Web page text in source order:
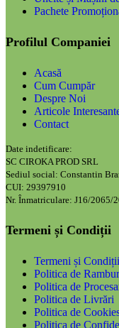
Pachete
Profilul Companiei
Acasă
Cum Cumpăr
Despre Noi
Articole
Contact
Date indetificare:
SC CIROKA PROD SRL
Sediul social: Constantin
CUI: 29397910
Nr. Înmatriculare: J16/2065/
Termeni și Condiții
Termeni și
Politica de
Politica de
Politica de Livrări
Politica de
Politica de